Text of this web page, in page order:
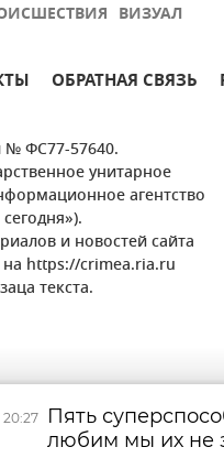
ВИЗУАЛ
ОБРАТНАЯ СВЯЗЬ
№ ФС77-57640.
унитарное
агентство
и новостей сайта
https://crimea.ria.ru
текста.
20:27
Пять
любим мы их не